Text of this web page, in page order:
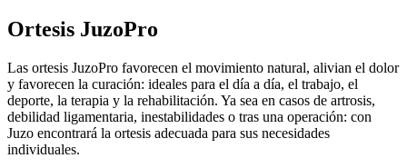
Ortesis JuzoPro
Las ortesis JuzoPro favorecen el movimiento natural, alivian el dolor
y favorecen la curación: ideales para el día a día, el trabajo, el
deporte, la terapia y la rehabilitación. Ya sea en casos de artrosis,
debilidad ligamentaria, inestabilidades o tras una operación: con
Juzo encontrará la ortesis adecuada para sus necesidades
individuales.